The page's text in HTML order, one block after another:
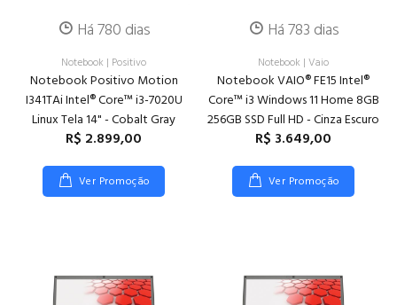
Há 780 dias
Notebook | Positivo
Notebook Positivo Motion
I341TAi Intel® Core™ i3-7020U
Linux Tela 14" - Cobalt Gray
R$ 2.899,00
Ver Promoção
Há 783 dias
Notebook | Vaio
Notebook VAIO® FE15 Intel®
Core™ i3 Windows 11 Home 8GB
256GB SSD Full HD - Cinza Escuro
R$ 3.649,00
Ver Promoção